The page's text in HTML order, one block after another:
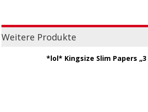
Weitere Produkte
*lol* Kingsize Slim Papers „3